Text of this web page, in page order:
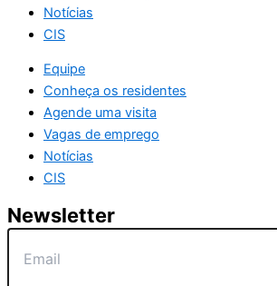
Notícias
CIS
Equipe
Conheça os residentes
Agende uma visita
Vagas de emprego
Notícias
CIS
Newsletter